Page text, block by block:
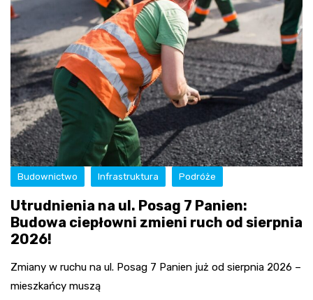
Budownictwo Infrastruktura Podróże
Utrudnienia na ul. Posag 7 Panien:
Budowa ciepłowni zmieni ruch od sierpnia
2026!
Zmiany w ruchu na ul. Posag 7 Panien już od sierpnia 2026 –
mieszkańcy muszą